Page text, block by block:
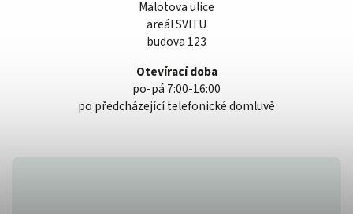
Malotova ulice
areál SVITU
budova 123
Otevírací doba
po-pá 7:00-16:00
po předcházející telefonické domluvě